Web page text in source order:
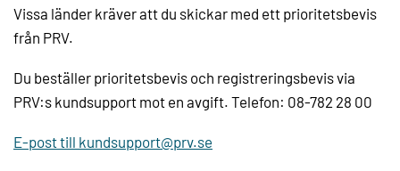
Vissa länder kräver att du skickar med ett prioritetsbevis
från PRV.
Du beställer prioritetsbevis och registreringsbevis via
PRV:s kundsupport mot en avgift. Telefon: 08-782 28 00
E-post till kundsupport@prv.se